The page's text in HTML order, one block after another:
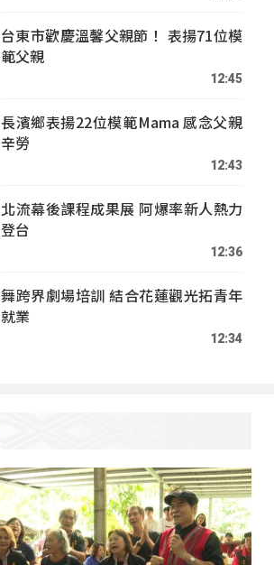
台東市歡慶溫馨父親節！ 表揚71位模
範父親
12:45
長濱鄉表揚22位模範Mama 感念父親
辛勞
12:43
北流幕後課程成果展 阿爆率新人熱力
登台
12:36
舞跨界劇場培訓 結合花蓮觀光拓青年
就業
12:34